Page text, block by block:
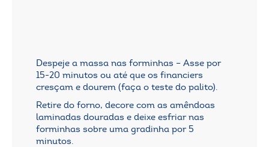
Despeje a massa nas forminhas – Asse por
15-20 minutos ou até que os financiers
cresçam e dourem (faça o teste do palito).
Retire do forno, decore com as amêndoas
laminadas douradas e deixe esfriar nas
forminhas sobre uma gradinha por 5
minutos.